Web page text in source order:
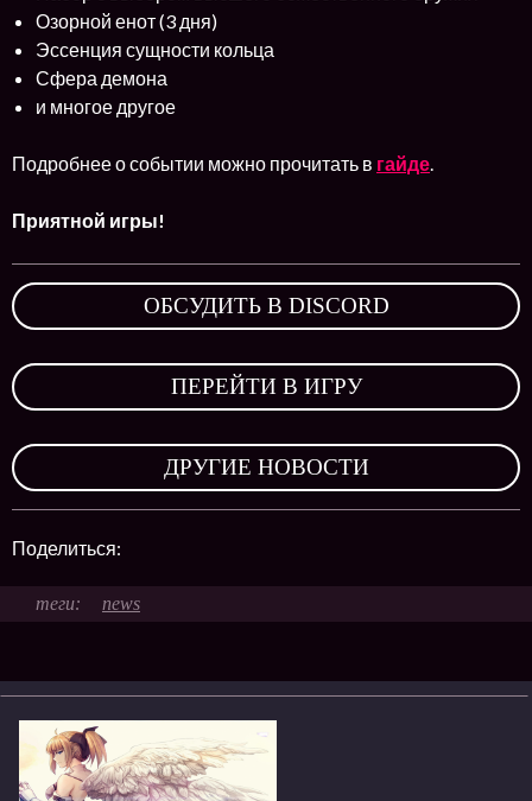
Озорной енот (3 дня)
Эссенция сущности кольца
Сфера демона
и многое другое
Подробнее о событии можно прочитать в гайде.
Приятной игры!
ОБСУДИТЬ В DISCORD
ПЕРЕЙТИ В ИГРУ
ДРУГИЕ НОВОСТИ
Поделиться:
news